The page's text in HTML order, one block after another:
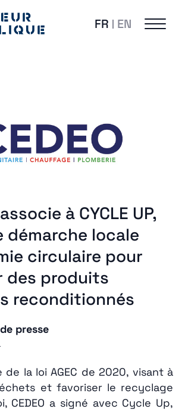
FR EN
à CYCLE UP,
démarche locale
circulaire pour
des produits
reconditionnés
presse
de la loi AGEC de 2020, visant à
et favoriser le recyclage
CEDEO a signé avec Cycle Up,